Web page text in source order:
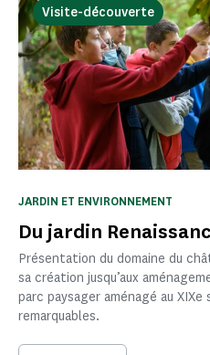
Visite-découverte
Du jardin
JARDIN ET ENVIRONNEMENT
Présentation du domaine du
sa création jusqu’aux
parc paysager aménagé au
remarquables.